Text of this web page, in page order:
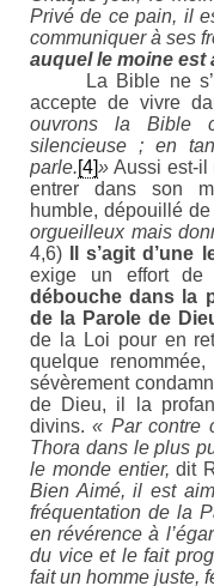
Privé de ce pain, il
communiquer à ses
auquel le moine est
La Bible ne
accepte de vivre
ouvrons la Bible
silencieuse ; en
parle.[4]» Aussi est-il
entrer dans son
humble, dépouillé
orgueilleux mais
4,6)
Il s’agit d’une
exige un effort de
débouche dans la
de la Parole de
de la Loi pour en
quelque
sévèrement
de Dieu, il la
divins.« Par contre
Thora dans le plus
le monde entier,dit
Bien Aimé, il est
fréquentation de la
en révérence à
du vice et le fait
fait un homme juste,